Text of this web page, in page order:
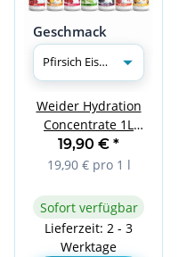
Geschmack
Weider Hydration
Concentrate 1L
Pfirsich Eistee
19,90 € *
19,90 € pro 1 l
Sofort verfügbar
Lieferzeit: 2 - 3
Werktage